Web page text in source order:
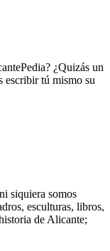
¿Quizás un
escribir tú mismo su
siquiera somos
esculturas, libros,
de Alicante;